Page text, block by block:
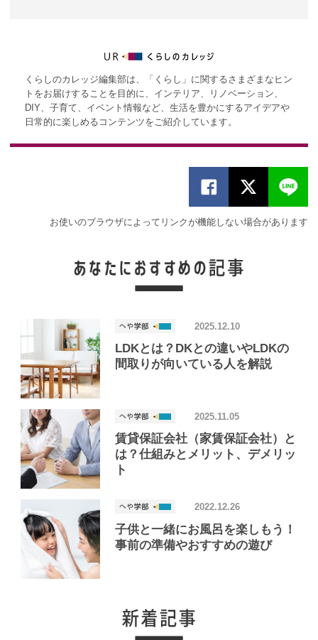
くらしのカレッジ編集部は、「くらし」に関するさまざまなヒン
トをお届けすることを目的に、インテリア、リノベーション、
DIY、子育て、イベント情報など、生活を豊かにするアイデアや
日常的に楽しめるコンテンツをご紹介しています。
お使いのブラウザによってリンクが機能しない場合があります
LDKとは？DKとの違いやLDKの
間取りが向いている人を解説
2025.12.10
賃貸保証会社（家賃保証会社）と
は？仕組みとメリット、デメリッ
ト
2025.11.05
子供と一緒にお風呂を楽しもう！
事前の準備やおすすめの遊び
2022.12.26